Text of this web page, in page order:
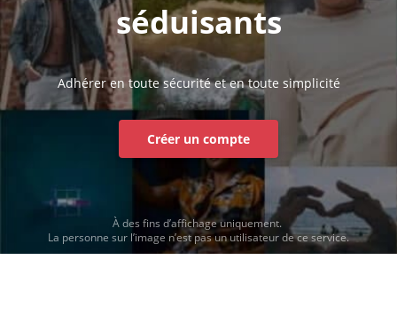
séduisants
Adhérer en toute sécurité et en toute simplicité
Créer un compte
À des fins d’affichage uniquement.
La personne sur l’image n’est pas un utilisateur de ce service.